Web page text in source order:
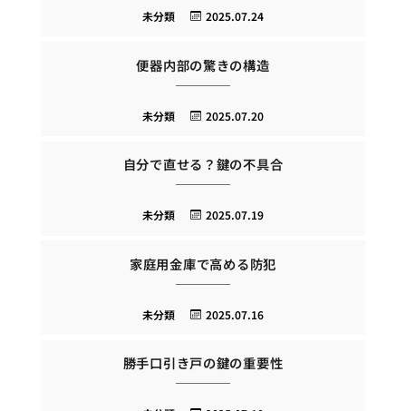
2025.07.24
未分類
便器内部の驚きの構造
2025.07.20
未分類
自分で直せる？鍵の不具合
2025.07.19
未分類
家庭用金庫で高める防犯
2025.07.16
未分類
勝手口引き戸の鍵の重要性